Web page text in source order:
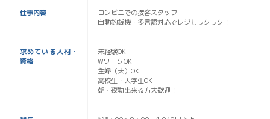
仕事内容
コンビニでの接客スタッフ
自動釣銭機・多言語対応でレジもラクラク！
求めている人材・
資格
未経験OK
WワークOK
主婦（夫）OK
高校生・大学生OK
朝・夜勤出来る方大歓迎！